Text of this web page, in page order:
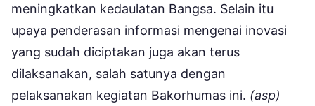
meningkatkan kedaulatan Bangsa. Selain itu
upaya penderasan informasi mengenai inovasi
yang sudah diciptakan juga akan terus
dilaksanakan, salah satunya dengan
pelaksanakan kegiatan Bakorhumas ini. (asp)